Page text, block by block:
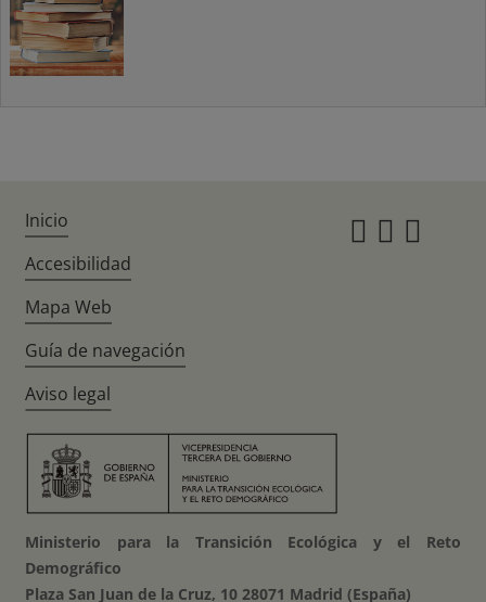
Inicio
Accesibilidad
Mapa Web
Guía de navegación
Aviso legal
Ministerio para la Transición Ecológica y el Reto
Demográfico
Plaza San Juan de la Cruz, 10 28071 Madrid (España)